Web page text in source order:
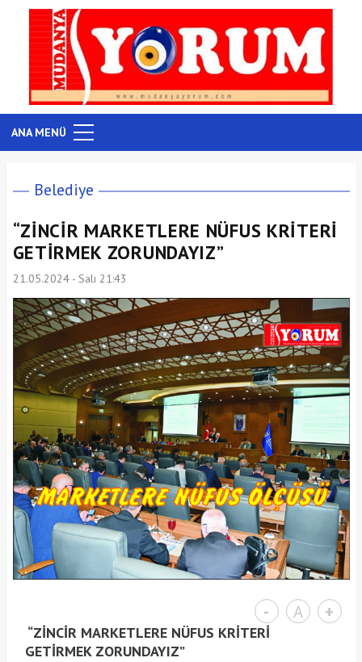
ANA MENÜ
Belediye
“ZİNCİR MARKETLERE NÜFUS KRİTERİ
GETİRMEK ZORUNDAYIZ”
21.05.2024 - Salı 21:43
- A +
“ZİNCİR MARKETLERE NÜFUS KRİTERİ
GETİRMEK ZORUNDAYIZ”